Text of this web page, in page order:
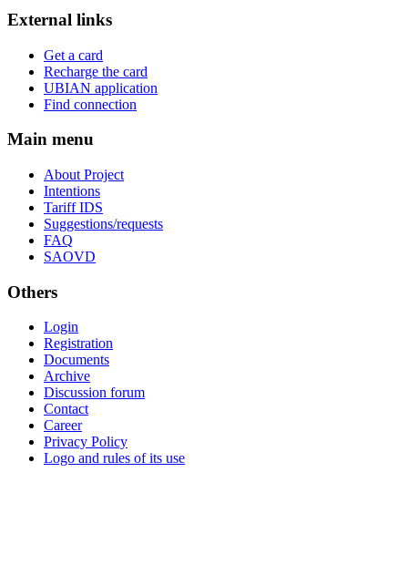
External links
Get a card
Recharge the card
UBIAN application
Find connection
Main menu
About Project
Intentions
Tariff IDS
Suggestions/requests
FAQ
SAOVD
Others
Login
Registration
Documents
Archive
Discussion forum
Contact
Career
Privacy Policy
Logo and rules of its use